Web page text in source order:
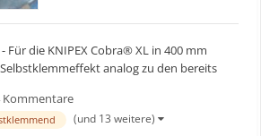
Für die KNIPEX Cobra® XL in 400 mm
analog zu den bereits
und Biegen – in jeder Größe und für jede
das perfekte Werkzeug zur Verf...
Kommentare
(und 13 weitere)